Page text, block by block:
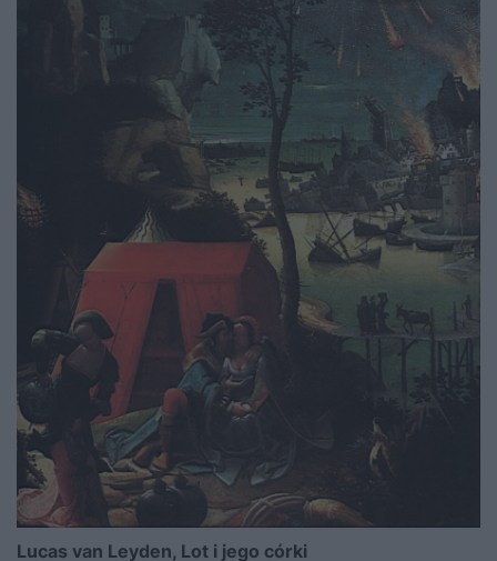
Lucas van Leyden, Lot i jego córki